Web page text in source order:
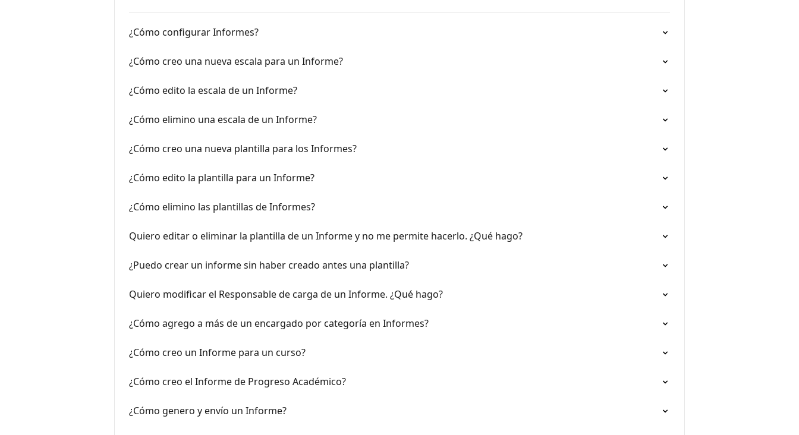
¿Cómo configurar Informes?
¿Cómo creo una nueva escala para un Informe?
¿Cómo edito la escala de un Informe?
¿Cómo elimino una escala de un Informe?
¿Cómo creo una nueva plantilla para los Informes?
¿Cómo edito la plantilla para un Informe?
¿Cómo elimino las plantillas de Informes?
Quiero editar o eliminar la plantilla de un Informe y no me permite hacerlo. ¿Qué hago?
¿Puedo crear un informe sin haber creado antes una plantilla?
Quiero modificar el Responsable de carga de un Informe. ¿Qué hago?
¿Cómo agrego a más de un encargado por categoría en Informes?
¿Cómo creo un Informe para un curso?
¿Cómo creo el Informe de Progreso Académico?
¿Cómo genero y envío un Informe?